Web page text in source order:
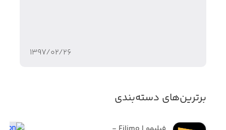
- گرافیک و موسیقی متن بی‌نظیر در کنار گیم‌پلی جذاب و
۱۳۹۷/۰۲/۲۶
برترین‌های دسته‌بندی